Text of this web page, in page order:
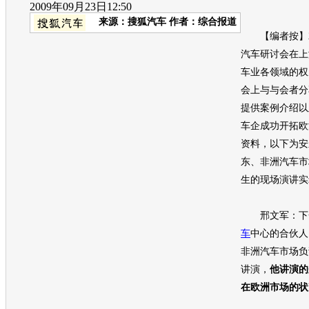
2009年09月23日12:50
来源： 搜狐汽车 作者：综合报道
【编者按
汽车研讨会在
车业各领域的
会上与与会者
提供案例介绍
车企成功开拓
资料，以下为
东、非洲汽车
生的现场演讲
邢文军：下
车中心的合伙
非洲汽车市场负
讲演， 他讲演
在欧洲市场的